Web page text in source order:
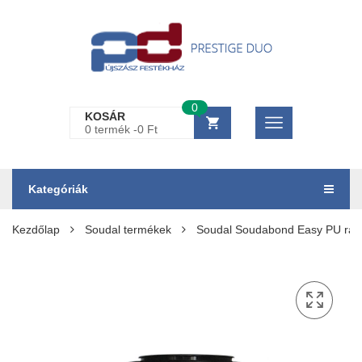
KOSÁR
0 termék -0 Ft
0
Kategóriák
Kezdőlap Soudal termékek Soudal Soudabond Easy PU